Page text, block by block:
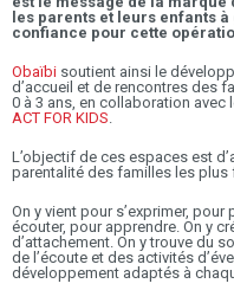
les parents et leurs enfants
confiance pour cette
Obaïbi soutient ainsi le
d’accueil et de rencontres des
0 à 3 ans, en collaboration avec
ACT FOR KIDS
L’objectif de ces espaces est
parentalité des familles les plus
On y vient pour s’exprimer, pour
écouter, pour apprendre. On y
d’attachement. On y trouve du
de l’écoute et des activités
développement adaptés à